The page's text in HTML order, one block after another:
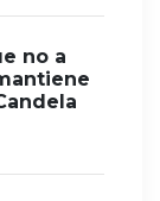
no a